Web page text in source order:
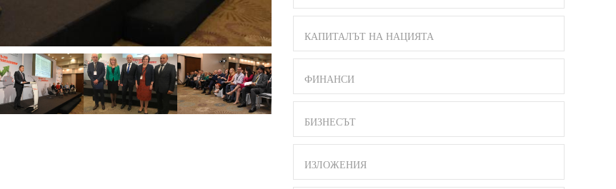
КАПИТАЛЪТ НА НАЦИЯТА
ФИНАНСИ
БИЗНЕСЪТ
ИЗЛОЖЕНИЯ